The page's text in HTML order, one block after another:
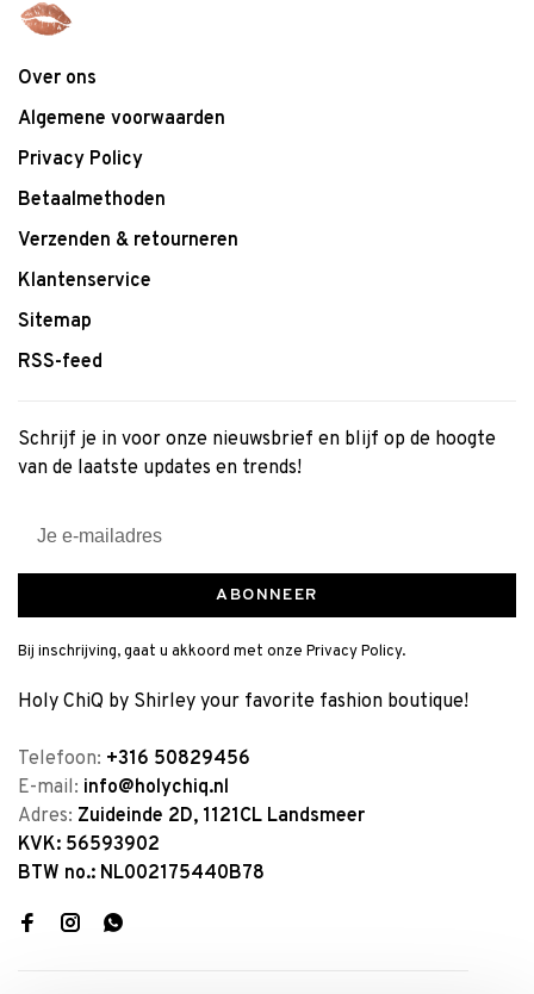
Over ons
Algemene voorwaarden
Privacy Policy
Betaalmethoden
Verzenden & retourneren
Klantenservice
Sitemap
RSS-feed
Schrijf je in voor onze nieuwsbrief en blijf op de hoogte
van de laatste updates en trends!
ABONNEER
Bij inschrijving, gaat u akkoord met onze Privacy Policy.
Holy ChiQ by Shirley your favorite fashion boutique!
Telefoon: +316 50829456
E-mail: info@holychiq.nl
Adres: Zuideinde 2D, 1121CL Landsmeer
KVK: 56593902
BTW no.: NL002175440B78